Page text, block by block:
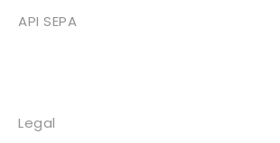
API SEPA
Legal